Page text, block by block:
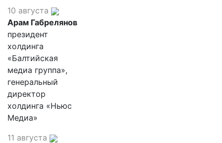
10 августа
Арам Габрелянов
президент
холдинга
«Балтийская
медиа группа»,
генеральный
директор
холдинга «Ньюс
Медиа»
11 августа